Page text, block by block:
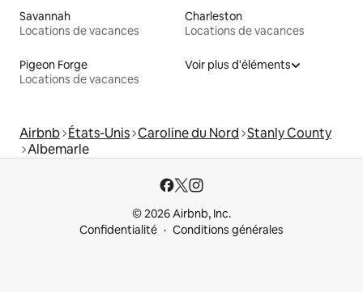
Savannah
Locations de vacances
Charleston
Locations de vacances
Pigeon Forge
Locations de vacances
Voir plus d'éléments
Airbnb États-Unis Caroline du Nord Stanly County
Albemarle
© 2026 Airbnb, Inc.
Confidentialité
Conditions générales